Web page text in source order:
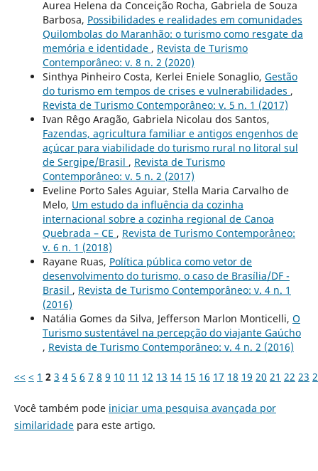
Aurea Helena da Conceição Rocha, Gabriela de Souza
Barbosa, Possibilidades e realidades em comunidades
Quilombolas do Maranhão: o turismo como resgate da
memória e identidade , Revista de Turismo
Contemporâneo: v. 8 n. 2 (2020)
Sinthya Pinheiro Costa, Kerlei Eniele Sonaglio, Gestão
do turismo em tempos de crises e vulnerabilidades ,
Revista de Turismo Contemporâneo: v. 5 n. 1 (2017)
Ivan Rêgo Aragão, Gabriela Nicolau dos Santos,
Fazendas, agricultura familiar e antigos engenhos de
açúcar para viabilidade do turismo rural no litoral sul
de Sergipe/Brasil , Revista de Turismo
Contemporâneo: v. 5 n. 2 (2017)
Eveline Porto Sales Aguiar, Stella Maria Carvalho de
Melo, Um estudo da influência da cozinha
internacional sobre a cozinha regional de Canoa
Quebrada – CE , Revista de Turismo Contemporâneo:
v. 6 n. 1 (2018)
Rayane Ruas, Política pública como vetor de
desenvolvimento do turismo, o caso de Brasília/DF -
Brasil , Revista de Turismo Contemporâneo: v. 4 n. 1
(2016)
Natália Gomes da Silva, Jefferson Marlon Monticelli, O
Turismo sustentável na percepção do viajante Gaúcho
, Revista de Turismo Contemporâneo: v. 4 n. 2 (2016)
<< < 1 2 3 4 5 6 7 8 9 10 11 12 13 14 15 16 17 18 19 20 21 22 23
Você também pode iniciar uma pesquisa avançada por
similaridadepara este artigo.